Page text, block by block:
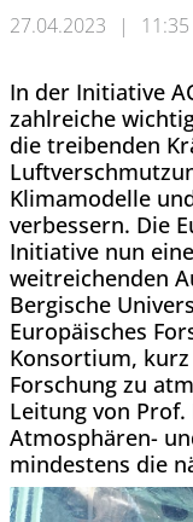
27.04.2023 |
In der Initiative
zahlreiche
die treibenden
Klimamodelle
verbessern. Die
Initiative nun
weitreichenden
Bergische
Europäisches
Konsortium, kurz
Forschung zu
Leitung von
Atmosphären-
mindestens die